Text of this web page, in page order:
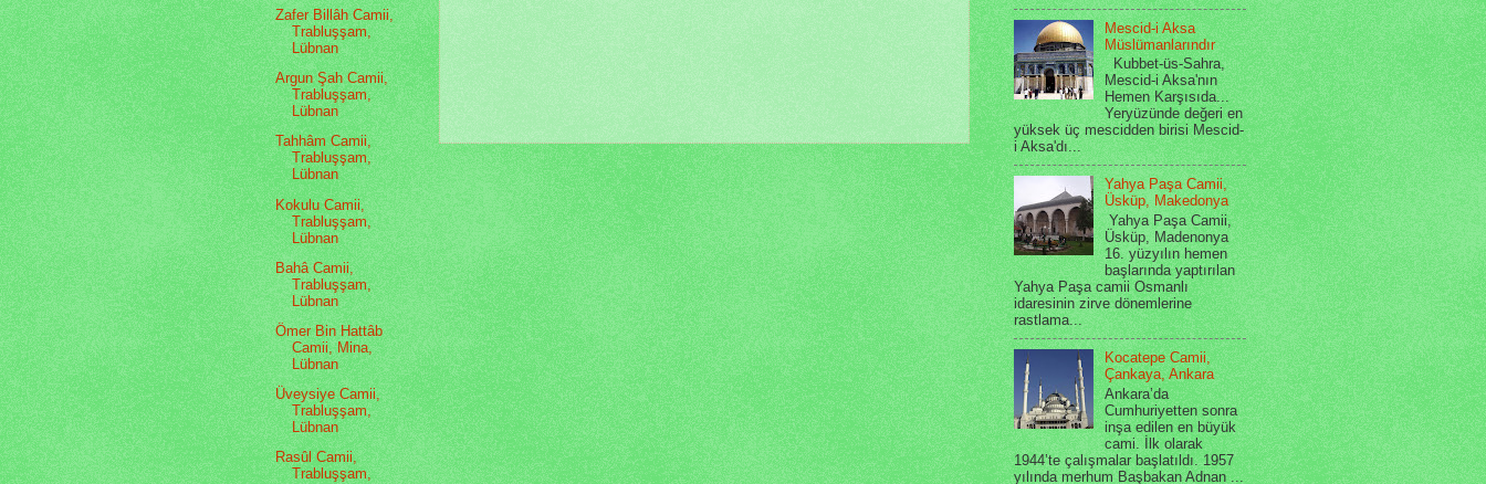
Zafer Billâh Camii,
Trabluşşam,
Lübnan
Argun Şah Camii,
Trabluşşam,
Lübnan
Tahhâm Camii,
Trabluşşam,
Lübnan
Kokulu Camii,
Trabluşşam,
Lübnan
Bahâ Camii,
Trabluşşam,
Lübnan
Ömer Bin Hattâb
Camii, Mina,
Lübnan
Üveysiye Camii,
Trabluşşam,
Lübnan
Rasûl Camii,
Trabluşşam,
Mescid-i Aksa
Müslümanlarındır
Kubbet-üs-Sahra,
Mescid-i Aksa'nın
Hemen Karşısıda...
Yeryüzünde değeri en
yüksek üç mescidden birisi Mescid-
i Aksa'dı...
Yahya Paşa Camii,
Üsküp, Makedonya
Yahya Paşa Camii,
Üsküp, Madenonya
16. yüzyılın hemen
başlarında yaptırılan
Yahya Paşa camii Osmanlı
idaresinin zirve dönemlerine
rastlama...
Kocatepe Camii,
Çankaya, Ankara
Ankara’da
Cumhuriyetten sonra
inşa edilen en büyük
cami. İlk olarak
1944’te çalışmalar başlatıldı. 1957
yılında merhum Başbakan Adnan ...